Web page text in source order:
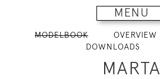
MENU
MODELBOOK OVERVIEW
DOWNLOADS
MARTA